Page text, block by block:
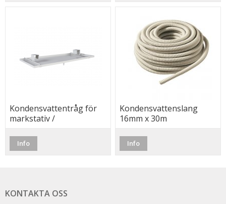
Kondensvattentråg för
markstativ /
Info
Kondensvattenslang
16mm x 30m
Info
KONTAKTA OSS